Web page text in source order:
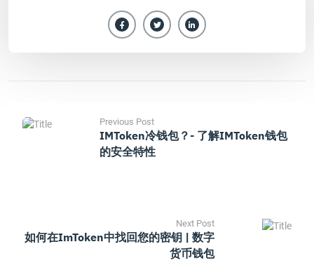
Previous Post
IMToken冷钱包？- 了解iMToken钱包
的安全特性
Next Post
如何在imToken中找回您的密钥 | 数字
货币钱包